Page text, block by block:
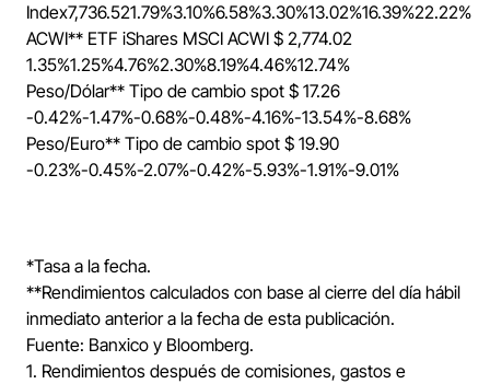
Index7,736.521.79%3.10%6.58%3.30%13.02%16.39%22.22%
ACWI** ETF iShares MSCI ACWI $ 2,774.02
1.35%1.25%4.76%2.30%8.19%4.46%12.74%
Peso/Dólar** Tipo de cambio spot $ 17.26
-0.42%-1.47%-0.68%-0.48%-4.16%-13.54%-8.68%
Peso/Euro** Tipo de cambio spot $ 19.90
-0.23%-0.45%-2.07%-0.42%-5.93%-1.91%-9.01%
*Tasa a la fecha.
**Rendimientos calculados con base al cierre del día hábil
inmediato anterior a la fecha de esta publicación.
Fuente: Banxico y Bloomberg.
1. Rendimientos después de comisiones, gastos e